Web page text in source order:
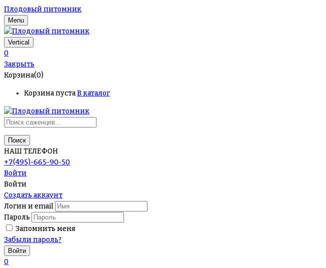
Плодовый питомник
Menu
Vertical
0
Закрыть
Корзина(0)
Корзина пустаВ каталог
Поиск
НАШ ТЕЛЕФОН
+7(495)-665-90-50
Войти
Войти
Создать аккаунт
Логин и email
Пароль
Запомнить меня
Забыли пароль?
0